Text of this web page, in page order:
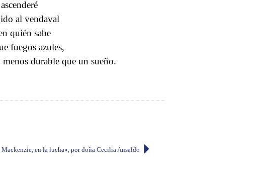
al vendaval
quién sabe
fuegos azules,
durable que un sueño.
Mackenzie, en la lucha», por doña Cecilia Ansaldo